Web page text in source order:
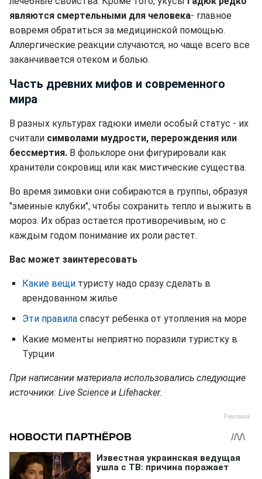
являются смертельными для человека- главное
вовремя обратиться за медицинской помощью.
Аллергические реакции случаются, но чаще всего все
заканчивается отеком и болью.
Часть древних мифов и современного
мира
В разных культурах гадюки имели особый статус - их
считали символами мудрости, перерождения или
бессмертия. В фольклоре они фигурировали как
хранители сокровищ или как мистические существа.
Во время зимовки они собираются в группы, образуя
"змеиные клубки", чтобы сохранить тепло и выжить в
мороз. Их образ остается противоречивым, но с
каждым годом понимание их роли растет.
Вас может заинтересовать
Какие вещи туристу надо сразу сделать в
арендованном жилье
Эти правила спасут ребенка от утопления на море
Какие моменты неприятно поразили туристку в
Турции
При написании материала использовались следующие
источники: Live Science и Lifehacker.